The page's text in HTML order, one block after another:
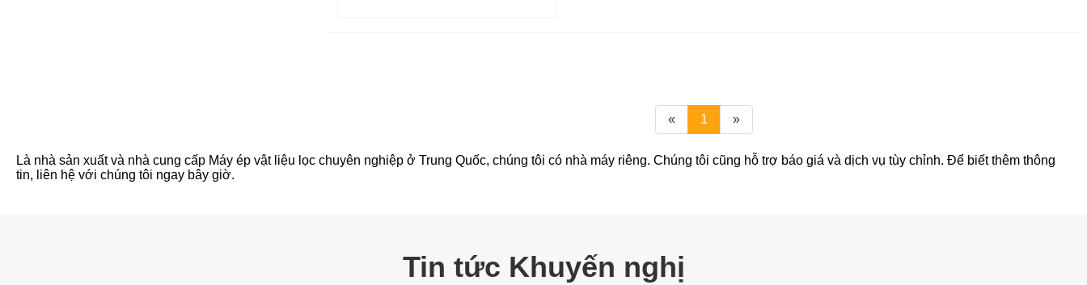
« 1 »
Là nhà sản xuất và nhà cung cấp Máy ép vật liệu lọc chuyên nghiệp ở Trung Quốc, chúng tôi có nhà máy riêng. Chúng tôi cũng hỗ trợ báo giá và dịch vụ tùy chỉnh. Để biết thêm thông
tin, liên hệ với chúng tôi ngay bây giờ.
Tin tức Khuyến nghị